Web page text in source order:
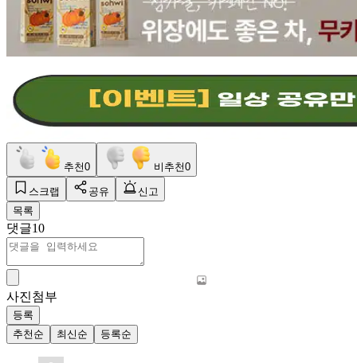
추천0 비추천0
스크랩 공유
신고
목록
댓글10
사진첨부
등록
추천순
최신순 등록순